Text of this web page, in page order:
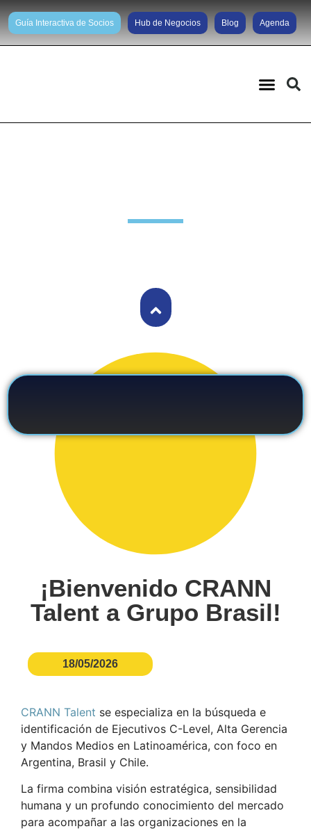
Guía Interactiva de Socios Hub de Negocios Blog Agenda
¡Bienvenido CRANN
Talent a Grupo Brasil!
18/05/2026
CRANN Talent se especializa en la búsqueda e
identificación de Ejecutivos C-Level, Alta Gerencia
y Mandos Medios en Latinoamérica, con foco en
Argentina, Brasil y Chile.
La firma combina visión estratégica, sensibilidad
humana y un profundo conocimiento del mercado
para acompañar a las organizaciones en la